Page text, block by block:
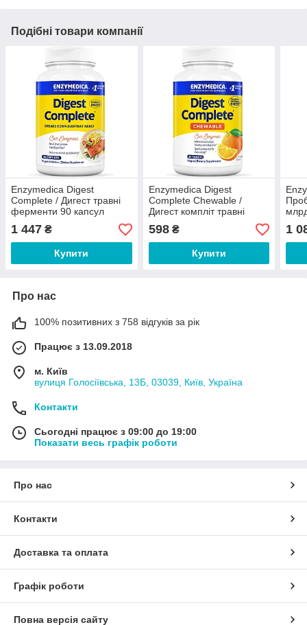
Подібні товари компанії
Enzymedica Digest
Сomplete / Дигест травні
ферменти 90 капсул
1 447 ₴
Купити
Enzymedica Digest
Complete Chewable /
Дигест компліт травні
ферменти 30 жувальних
таблеток
598₴
Купити
1
Про нас
100% позитивних з 758 відгуків за рік
Працює з 13.09.2018
м. Київ
вулиця Голосіївська, 13Б, 03039, Київ, Україна
Контакти
Сьогодні працює з 09:00 до 19:00
Показати весь графік роботи
Про нас
Контакти
Доставка та оплата
Графік роботи
Повна версія сайту